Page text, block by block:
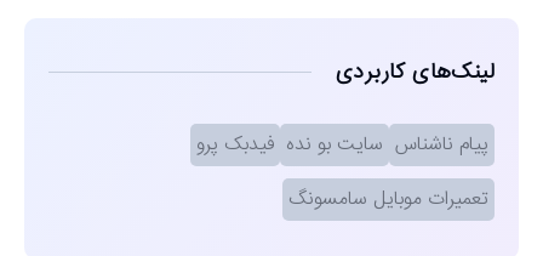
لینک‌های کاربردی
پیام ناشناس سایت بو نده فیدبک پرو
تعمیرات موبایل سامسونگ